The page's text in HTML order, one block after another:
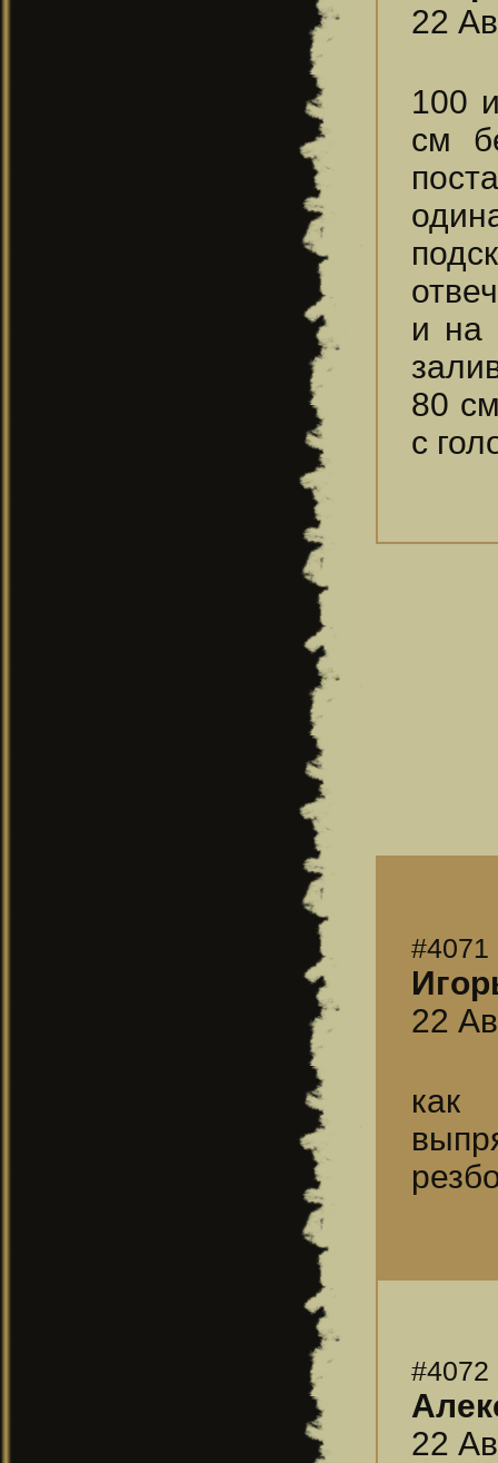
22
100
см
и на
80
с
#4071
22
как
#4072
22